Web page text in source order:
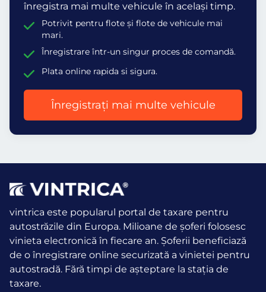
înregistra mai multe vehicule în același timp.
Potrivit pentru flote și flote de vehicule mai
mari.
Înregistrare într-un singur proces de comandă.
Plata online rapida si sigura.
Înregistrați mai multe vehicule
vintrica este popularul portal de taxare pentru
autostrăzile din Europa. Milioane de șoferi folosesc
vinieta electronică în fiecare an. Șoferii beneficiază
de o înregistrare online securizată a vinietei pentru
autostradă. Fără timpi de așteptare la stația de
taxare.